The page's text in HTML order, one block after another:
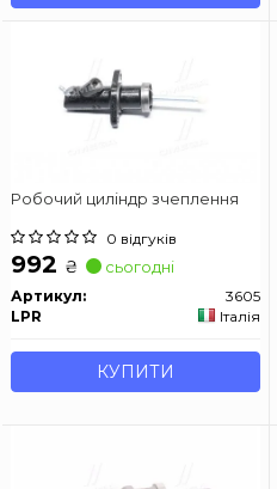
Робочий циліндр зчеплення
0 відгуків
992 ₴ сьогодні
Артикул:
3605
LPR
Італія
КУПИТИ